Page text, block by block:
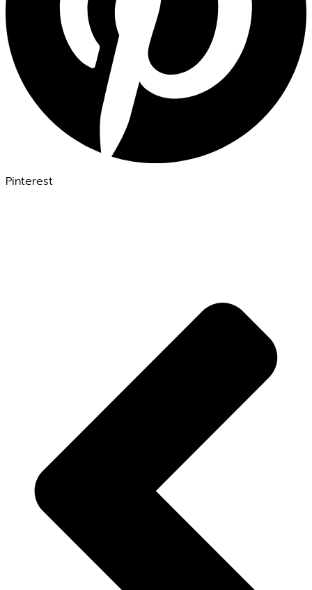
Pinterest